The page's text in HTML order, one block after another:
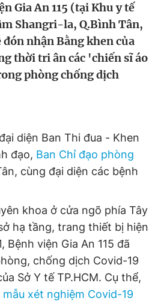
Magazine
thoại
Gia An 115 (tại Khu y tế
Shangri-la, Q.Bình Tân,
nhận Bằng khen của
thời tri ân các 'chiến sĩ áo
phòng chống dịch
diện Ban Thi đua - Khen
đạo, Ban Chỉ đạo phòng
cùng đại diện các bệnh
khoa ở cửa ngõ phía Tây
hạ tầng, trang thiết bị hiện
Bệnh viện Gia An 115 đã
chống dịch Covid-19
Sở Y tế TP.HCM. Cụ thể,
mẫu xét nghiệm Covid-19